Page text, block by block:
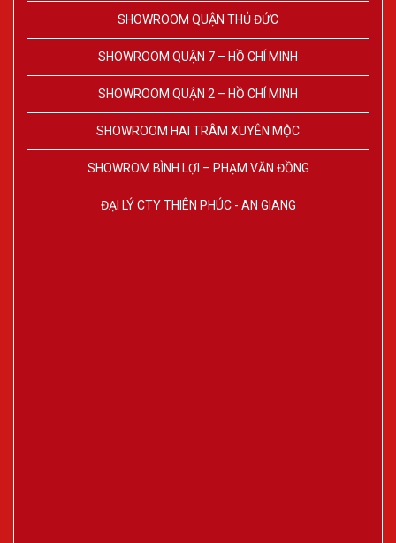
SHOWROOM QUẬN THỦ ĐỨC
SHOWROOM QUẬN 7 – HỒ CHÍ MINH
SHOWROOM QUẬN 2 – HỒ CHÍ MINH
SHOWROOM HAI TRÂM XUYÊN MỘC
SHOWROM BÌNH LỢI – PHẠM VĂN ĐỒNG
ĐẠI LÝ CTY THIÊN PHÚC - AN GIANG